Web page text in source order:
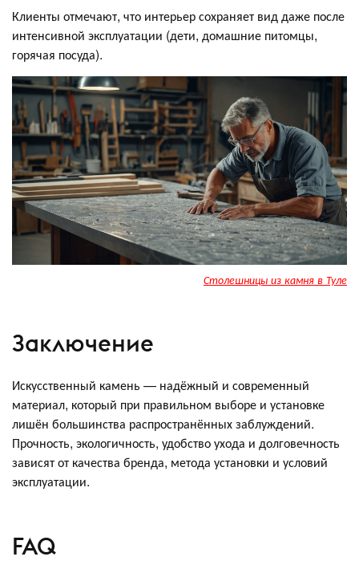
Клиенты отмечают, что интерьер сохраняет вид даже после
интенсивной эксплуатации (дети, домашние питомцы,
горячая посуда).
Столешницы из камня в Туле
Заключение
Искусственный камень — надёжный и современный
материал, который при правильном выборе и установке
лишён большинства распространённых заблуждений.
Прочность, экологичность, удобство ухода и долговечность
зависят от качества бренда, метода установки и условий
эксплуатации.
FAQ